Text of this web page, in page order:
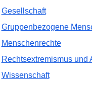
Gesellschaft
Gruppenbezogene
Menschenrechte
Rechtsextremismus und
Wissenschaft